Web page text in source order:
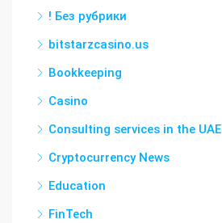
! Без рубрики
bitstarzcasino.us
Bookkeeping
Casino
Consulting services in the UAE
Cryptocurrency News
Education
FinTech